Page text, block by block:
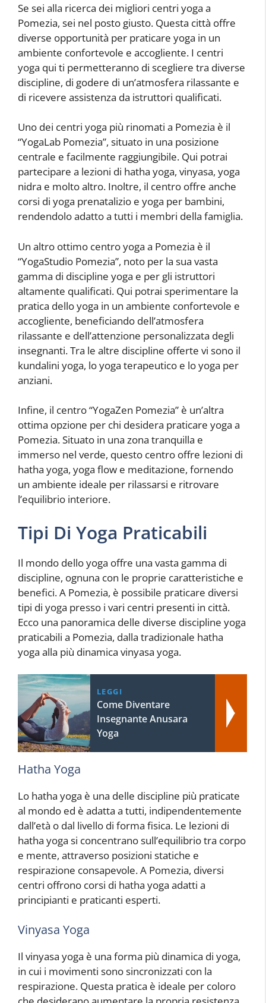
Se sei alla ricerca dei migliori centri yoga a
Pomezia, sei nel posto giusto. Questa città offre
diverse opportunità per praticare yoga in un
ambiente confortevole e accogliente. I centri
yoga qui ti permetteranno di scegliere tra diverse
discipline, di godere di un’atmosfera rilassante e
di ricevere assistenza da istruttori qualificati.
Uno dei centri yoga più rinomati a Pomezia è il
“YogaLab Pomezia”, situato in una posizione
centrale e facilmente raggiungibile. Qui potrai
partecipare a lezioni di hatha yoga, vinyasa, yoga
nidra e molto altro. Inoltre, il centro offre anche
corsi di yoga prenatalizio e yoga per bambini,
rendendolo adatto a tutti i membri della famiglia.
Un altro ottimo centro yoga a Pomezia è il
“YogaStudio Pomezia”, noto per la sua vasta
gamma di discipline yoga e per gli istruttori
altamente qualificati. Qui potrai sperimentare la
pratica dello yoga in un ambiente confortevole e
accogliente, beneficiando dell’atmosfera
rilassante e dell’attenzione personalizzata degli
insegnanti. Tra le altre discipline offerte vi sono il
kundalini yoga, lo yoga terapeutico e lo yoga per
anziani.
Infine, il centro “YogaZen Pomezia” è un’altra
ottima opzione per chi desidera praticare yoga a
Pomezia. Situato in una zona tranquilla e
immerso nel verde, questo centro offre lezioni di
hatha yoga, yoga flow e meditazione, fornendo
un ambiente ideale per rilassarsi e ritrovare
l’equilibrio interiore.
Tipi Di Yoga Praticabili
Il mondo dello yoga offre una vasta gamma di
discipline, ognuna con le proprie caratteristiche e
benefici. A Pomezia, è possibile praticare diversi
tipi di yoga presso i vari centri presenti in città.
Ecco una panoramica delle diverse discipline yoga
praticabili a Pomezia, dalla tradizionale hatha
yoga alla più dinamica vinyasa yoga.
LEGGI
Come Diventare
Insegnante Anusara
Yoga
Hatha Yoga
Lo hatha yoga è una delle discipline più praticate
al mondo ed è adatta a tutti, indipendentemente
dall’età o dal livello di forma fisica. Le lezioni di
hatha yoga si concentrano sull’equilibrio tra corpo
e mente, attraverso posizioni statiche e
respirazione consapevole. A Pomezia, diversi
centri offrono corsi di hatha yoga adatti a
principianti e praticanti esperti.
Vinyasa Yoga
Il vinyasa yoga è una forma più dinamica di yoga,
in cui i movimenti sono sincronizzati con la
respirazione. Questa pratica è ideale per coloro